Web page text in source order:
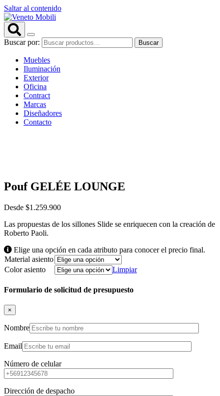
Saltar al contenido
Buscar por: Buscar
Muebles
Iluminación
Exterior
Oficina
Contract
Marcas
Diseñadores
Contacto
Pouf GELÉE LOUNGE
Desde $1.259.900
Las propuestas de los sillones Slide se enriquecen con la creación de
Roberto Paoli.
Elige una opción en cada atributo para conocer el precio final.
Material asiento
Color asiento
Limpiar
Formulario de solicitud de presupuesto
×
Nombre
Email
Número de celular
Dirección de despacho